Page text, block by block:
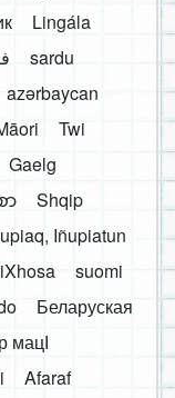
Lingála
sardu
azərbaycan
Twi
Gaelg
ာ
Shqip
Iñupiatun
suomi
Беларуская
мацӀ
Afaraf